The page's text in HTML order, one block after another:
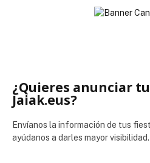
¿Quieres anunciar
Jaiak.eus?
Envíanos la información de tus
ayúdanos a darles mayor visibilidad.